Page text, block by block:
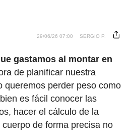
29/06/26 07:00 SERGIO P.
gastamos al montar en
de planificar nuestra
queremos perder peso como
es fácil conocer las
hacer el cálculo de la
de forma precisa no